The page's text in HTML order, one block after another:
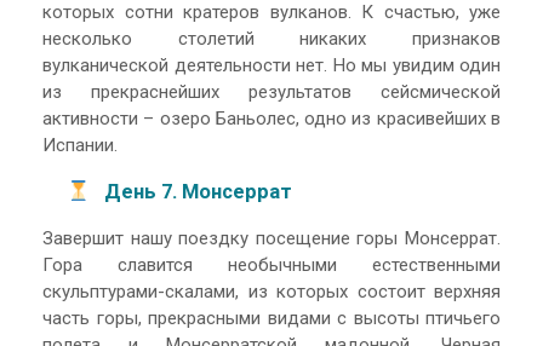
которых сотни кратеров вулканов. К счастью, уже
несколько столетий никаких признаков
вулканической деятельности нет. Но мы увидим один
из прекраснейших результатов сейсмической
активности – озеро Баньолес, одно из красивейших в
Испании.
День 7. Монсеррат
Завершит нашу поездку посещение горы Монсеррат.
Гора славится необычными естественными
скульптурами-скалами, из которых состоит верхняя
часть горы, прекрасными видами с высоты птичьего